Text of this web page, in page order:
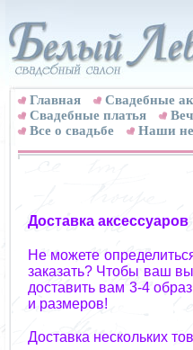
Главная
Свадебные
Cвадебные платья
Все о свадьбе
Наши
Доставка
Не можете
заказать? Чтобы ваш
доставить вам 3-4
и размеров!
Доставка нескольких